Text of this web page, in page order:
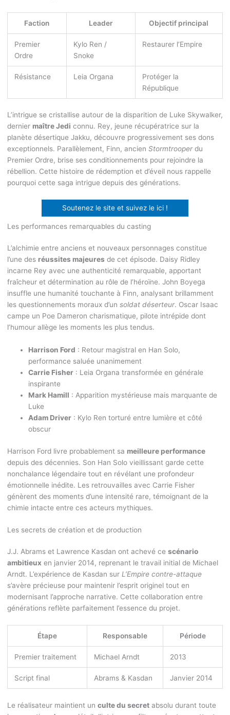
Faction Leader Objectif principal
Premier
Ordre
Kylo Ren /
Snoke
Restaurer l’Empire
Résistance Leia Organa
Protéger la
République
L’intrigue se cristallise autour de la disparition de Luke Skywalker,
dernier maître Jedi connu. Rey, jeune récupératrice sur la
planète désertique Jakku, découvre progressivement ses dons
exceptionnels. Parallèlement, Finn, ancien Stormtrooperdu
Premier Ordre, brise ses conditionnements pour rejoindre la
rébellion. Cette histoire de rédemption et d’éveil nous rappelle
pourquoi cette saga intrigue depuis des générations.
Soutenez le site et suivez le ici !
Les performances remarquables du casting
L’alchimie entre anciens et nouveaux personnages constitue
l’une des réussites majeures de cet épisode. Daisy Ridley
incarne Rey avec une authenticité remarquable, apportant
fraîcheur et détermination au rôle de l’héroïne. John Boyega
insuffle une humanité touchante à Finn, analysant brillamment
les questionnements moraux d’un soldat déserteur. Oscar Isaac
campe un Poe Dameron charismatique, pilote intrépide dont
l’humour allège les moments les plus tendus.
Harrison Ford : Retour magistral en Han Solo,
performance saluée unanimement
Carrie Fisher: Leia Organa transformée en générale
inspirante
Mark Hamill : Apparition mystérieuse mais marquante de
Luke
Adam Driver: Kylo Ren torturé entre lumière et côté
obscur
Harrison Ford livre probablement sa meilleure performance
depuis des décennies. Son Han Solo vieillissant garde cette
nonchalance légendaire tout en révélant une profondeur
émotionnelle inédite. Les retrouvailles avec Carrie Fisher
génèrent des moments d’une intensité rare, témoignant de la
chimie intacte entre ces acteurs mythiques.
Les secrets de création et de production
J.J. Abrams et Lawrence Kasdan ont achevé ce scénario
ambitieuxen janvier 2014, reprenant le travail initial de Michael
Arndt. L’expérience de Kasdan sur L’Empire contre-attaque
s’avère précieuse pour maintenir l’esprit originel tout en
modernisant l’approche narrative. Cette collaboration entre
générations reflète parfaitement l’essence du projet.
Étape Responsable Période
Premier traitement Michael Arndt 2013
Script final Abrams & Kasdan Janvier 2014
Le réalisateur maintient un culte du secretabsolu durant toute